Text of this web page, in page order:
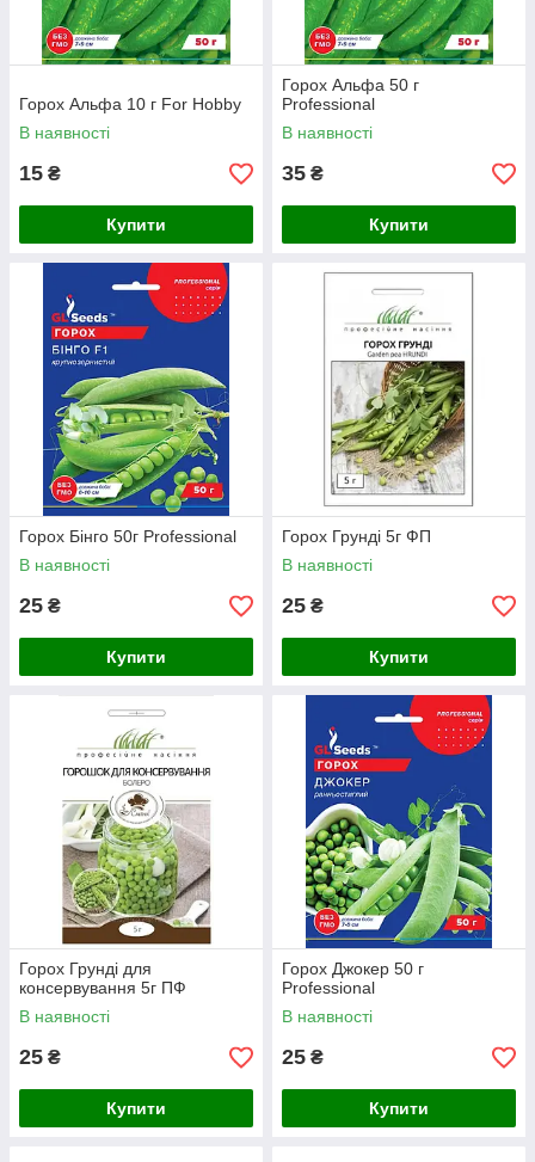
Горох Альфа 10 г For Hobby
В наявності
15 ₴
Купити
Горох Альфа 50 г
Professional
В наявності
35 ₴
Купити
Горох Бінго 50г Professional
В наявності
25 ₴
Купити
Горох Грунді 5г ФП
В наявності
25 ₴
Купити
Горох Грунді для
консервування 5г ПФ
В наявності
25 ₴
Купити
Горох Джокер 50 г
Professional
В наявності
25 ₴
Купити